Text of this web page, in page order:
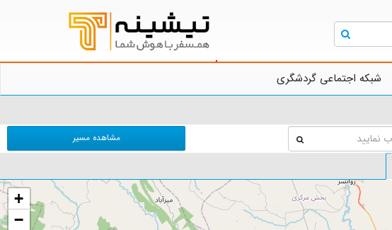
شبکه اجتماعی گردشگری
مشاهده مسیر
+
−